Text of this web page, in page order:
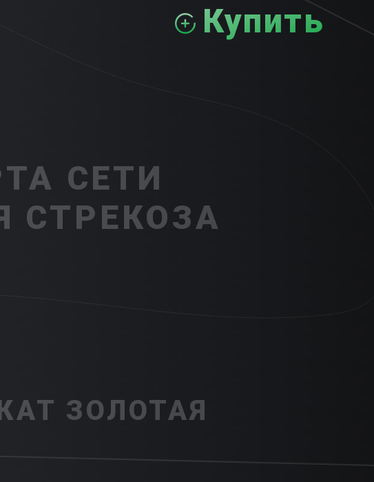
Купить
СЕТИ
СТРЕКОЗА
ЗОЛОТАЯ